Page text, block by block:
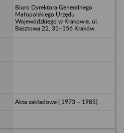
Biuro Dyrektora Generalnego
Małopolskiego Urzędu
Wojewódzkiego w Krakowie, ul.
Basztowa 22, 31–156 Kraków
Akta zakładowe ( 1973 – 1985)